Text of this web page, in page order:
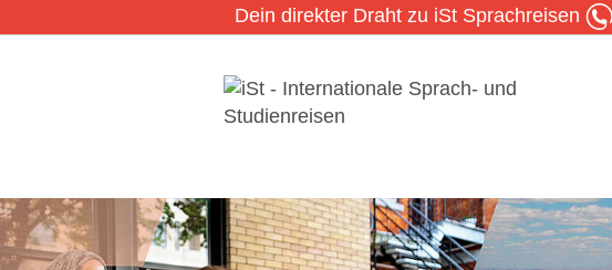
Dein direkter Draht zu iSt Sprachreisen